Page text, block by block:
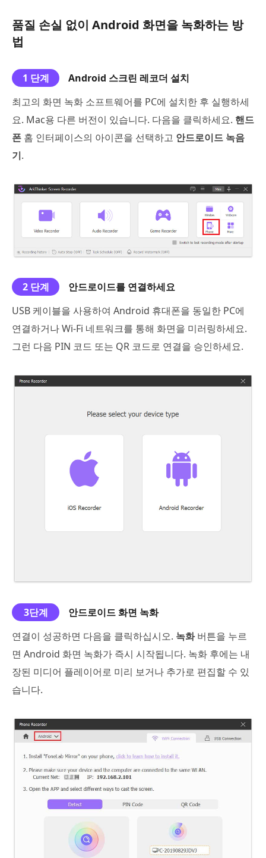
품질 손실 없이 Android 화면을 녹화하는 방
법
1 단계
Android 스크린 레코더 설치
최고의 화면 녹화 소프트웨어를 PC에 설치한 후 실행하세
요. Mac용 다른 버전이 있습니다. 다음을 클릭하세요. 핸드
폰 홈 인터페이스의 아이콘을 선택하고 안드로이드 녹음
기.
2 단계
안드로이드를 연결하세요
USB 케이블을 사용하여 Android 휴대폰을 동일한 PC에
연결하거나 Wi-Fi 네트워크를 통해 화면을 미러링하세요.
그런 다음 PIN 코드 또는 QR 코드로 연결을 승인하세요.
3단계
안드로이드 화면 녹화
연결이 성공하면 다음을 클릭하십시오. 녹화버튼을 누르
면 Android 화면 녹화가 즉시 시작됩니다. 녹화 후에는 내
장된 미디어 플레이어로 미리 보거나 추가로 편집할 수 있
습니다.